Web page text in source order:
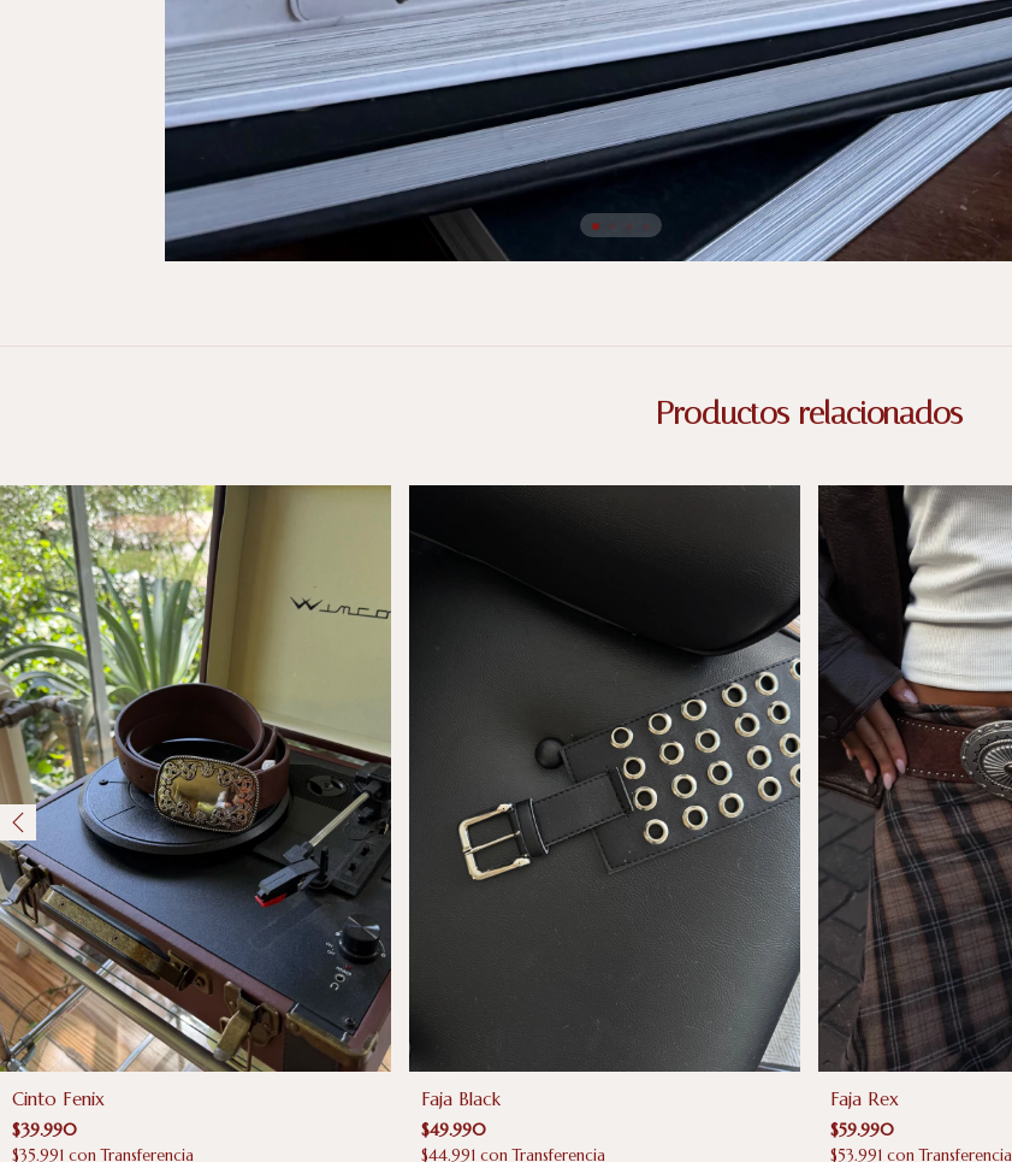
Productos relacionados
Cinto Fenix
$39.990
$35.991 con Transferencia
Faja Black
$49.990
$44.991 con Transferencia
Faja Rex
$59.990
$53.991 con Transferencia